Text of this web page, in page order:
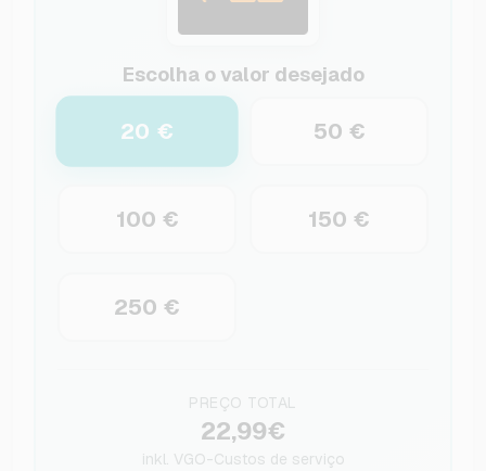
Escolha o valor desejado
20 € 50 €
100 € 150 €
250 €
PREÇO TOTAL
22,99€
inkl. VGO-Custos de serviço